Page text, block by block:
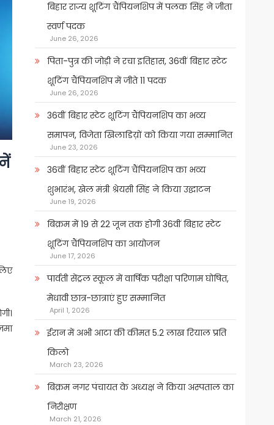
बिहार राज्य शूटिंग चैंपियनशिप में पलक सिंह ने जीता
स्वर्ण पदक
June 26, 2026
पिता-पुत्र की जोड़ी ने रचा इतिहास, 36वीं बिहार स्टेट
शूटिंग चैंपियनशिप में जीते 11 पदक
June 26, 2026
36वीं बिहार स्टेट शूटिंग चैंपियनशिप का भव्य
समापन, विजेता खिलाडिय़ों को किया गया सम्मानित
June 23, 2026
36वीं बिहार स्टेट शूटिंग चैंपियनशिप का भव्य
शुभारंभ, खेल मंत्री श्रेयसी सिंह ने किया उद्घाटन
June 19, 2026
बिक्रम में 19 से 22 जून तक होगी 36वीं बिहार स्टेट
शूटिंग चैंपियनशिप का आयोजन
June 17, 2026
पार्वती सेंट्रल स्कूल में वार्षिक परीक्षा परिणाम घोषित,
मेधावी छात्र-छात्राएं हुए सम्मानित
April 1, 2026
ईरान में अभी आटा की कीमत 5.2 लाख रियाल प्रति
किलो
March 23, 2026
बिक्रम नगर पंचायत के अध्यक्ष ने किया अस्पताल का
निरीक्षण
March 21, 2026